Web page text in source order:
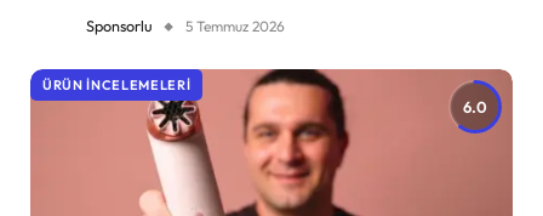
Sponsorlu 5 Temmuz 2026
6.0
ÜRÜN İNCELEMELERI